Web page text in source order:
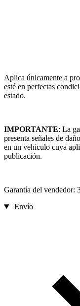
Aplica únicamente a
esté en perfectas
estado.
IMPORTANTE: La
presenta señales de
en un vehículo cuya
publicación.
Garantía del vendedor:
Envío